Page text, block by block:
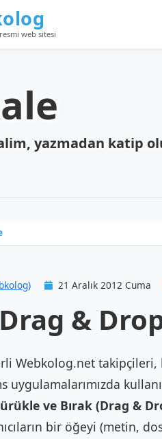
web sitesi
yazmadan katip
21 Aralık 2012 Cuma
&
Webkolog.net takipçileri,
uygulamalarımızda
ve Bırak (Drag &
bir öğeyi (metin,